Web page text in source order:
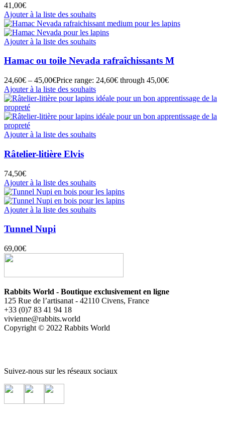
41,00€
Ajouter à la liste des souhaits
Ajouter à la liste des souhaits
Hamac ou toile Nevada rafraîchissants M
24,60€ – 45,00€Price range: 24,60€ through 45,00€
Ajouter à la liste des souhaits
Ajouter à la liste des souhaits
Râtelier-litière Elvis
74,50€
Ajouter à la liste des souhaits
Ajouter à la liste des souhaits
Tunnel Nupi
69,00€
Rabbits World - Boutique exclusivement en ligne
125 Rue de l’artisanat - 42110 Civens, France
+33 (0)7 83 41 94 18
vivienne@rabbits.world
Copyright © 2022 Rabbits World
Suivez-nous sur les réseaux sociaux